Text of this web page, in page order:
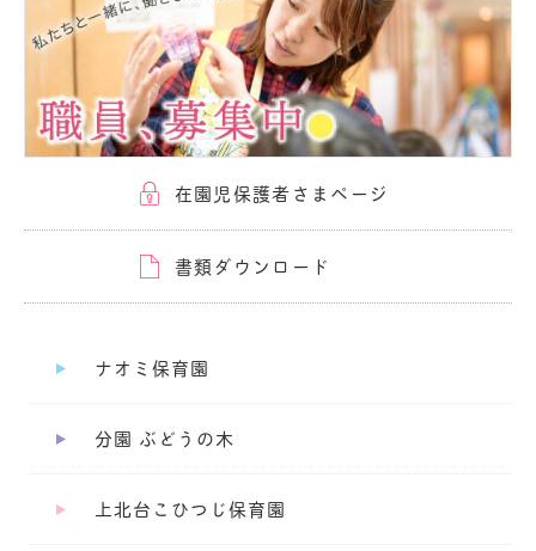
在園児保護者さまページ
書類ダウンロード
ナオミ保育園
分園 ぶどうの木
上北台こひつじ保育園